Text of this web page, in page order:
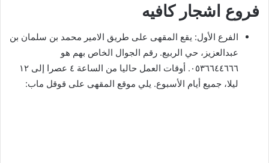
فروع اشجار كافيه
الفرع الأول: يقع المقهى على طريق الامير محمد بن سلمان بن
عبدالعزيز، حي الربيع. رقم الجوال الخاص بهم هو
٠٥٣٦٦٤٤٦٦٦. أوقات العمل حاليا من الساعة ٤ عصرا إلى ١٢
ليلا، جميع أيام الأسبوع. يلي موقع المقهى على قوقل ماب: